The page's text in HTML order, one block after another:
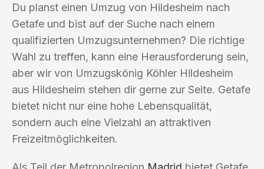
Du planst einen Umzug von Hildesheim nach
Getafe und bist auf der Suche nach einem
qualifizierten Umzugsunternehmen? Die richtige
Wahl zu treffen, kann eine Herausforderung sein,
aber wir von Umzugskönig Köhler Hildesheim
aus Hildesheim stehen dir gerne zur Seite. Getafe
bietet nicht nur eine hohe Lebensqualität,
sondern auch eine Vielzahl an attraktiven
Freizeitmöglichkeiten.